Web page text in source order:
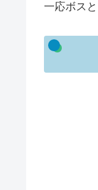
一応ボス